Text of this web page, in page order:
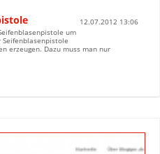
12.07.2012 13:06
um
erzeugen. Dazu muss man nur